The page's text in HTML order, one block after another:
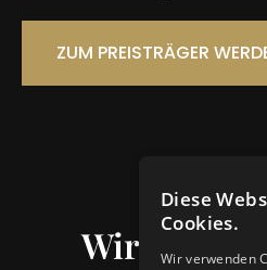
ZUM PREISTRÄGER
Wir sind
Diese
Cookies.
Wir verwenden